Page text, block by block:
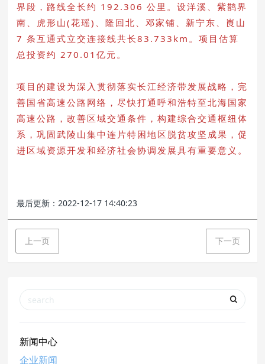
界段，路线全长约 192.306 公里。设洋溪、紫鹊界
南、虎形山(花瑶)、隆回北、邓家铺、新宁东、崀山
7 条互通式立交连接线共长83.733km。项目估算
总投资约 270.01亿元。
项目的建设为深入贯彻落实长江经济带发展战略，完
善国省高速公路网络，尽快打通呼和浩特至北海国家
高速公路，改善区域交通条件，构建综合交通枢纽体
系，巩固武陵山集中连片特困地区脱贫攻坚成果，促
进区域资源开发和经济社会协调发展具有重要意义。
最后更新：2022-12-17 14:40:23
上一页 下一页
新闻中心
企业新闻